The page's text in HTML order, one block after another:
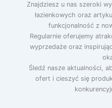
Znajdziesz u nas szeroki
łazienkowych oraz
funkcjonalność z
Regularnie oferujemy
wyprzedaże oraz
Śledź nasze aktualności,
ofert i cieszyć się